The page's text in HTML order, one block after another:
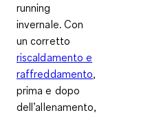
running
invernale. Con
un corretto
riscaldamento e
raffreddamento,
prima e dopo
dell’allenamento,